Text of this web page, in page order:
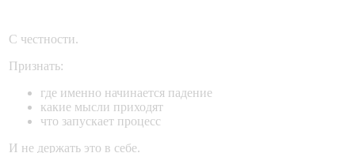
С честности.
Признать:
где именно начинается падение
какие мысли приходят
что запускает процесс
И не держать это в себе.